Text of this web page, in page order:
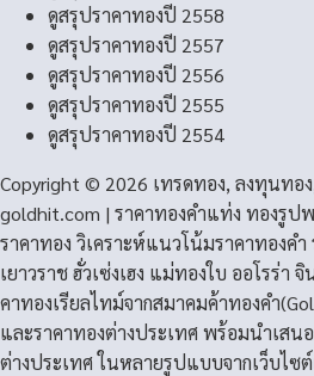
ดูสรุปราคาทองปี 2558
ดูสรุปราคาทองปี 2557
ดูสรุปราคาทองปี 2556
ดูสรุปราคาทองปี 2555
ดูสรุปราคาทองปี 2554
Copyright © 2026 เทรดทอง, ลงทุนทอ
goldhit.com | ราคาทองคําแท่ง ทองรูป
ราคาทอง วิเคราะห์แนวโน้มราคาทองคํ
เยาวราช ฮั่วเซ่งเฮง แม่ทองใบ ออโรร่า
คาทองเรียลไทม์จากสมาคมค้าทองคำ
และราคาทองต่างประเทศ พร้อมนำเสน
ต่างประเทศ ในหลายรูปแบบจากเว็บไซ